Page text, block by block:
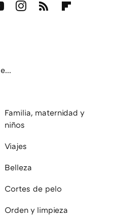
Familia, maternidad y
niños
Viajes
Belleza
Cortes de pelo
Orden y limpieza